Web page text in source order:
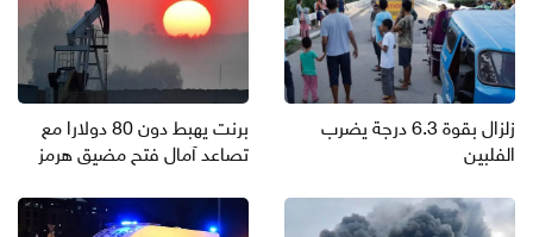
زلزال بقوة 6.3 درجة يضرب
الفلبين
برنت يهبط دون 80 دولارا مع
تصاعد آمال فتح مضيق هرمز